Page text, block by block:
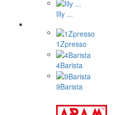
Illy ...
1Zpresso
4Barista
9Barista